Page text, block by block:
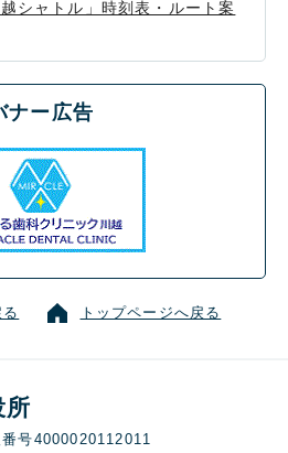
シャトル」時刻表・ルート案
ナー広告
トップページへ戻る
所
号4000020112011